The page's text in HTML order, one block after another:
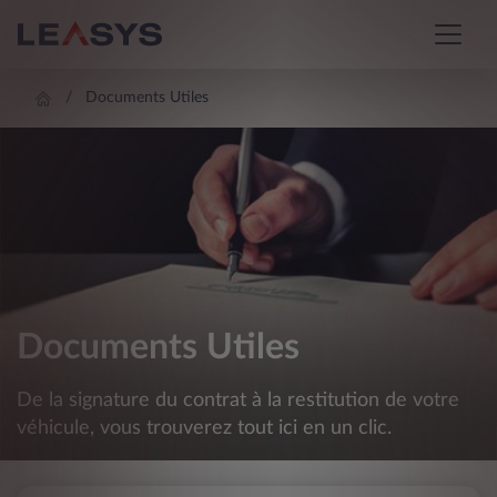
Documents Utiles
Documents Utiles
De la signature du contrat à la restitution de votre
véhicule, vous trouverez tout ici en un clic.